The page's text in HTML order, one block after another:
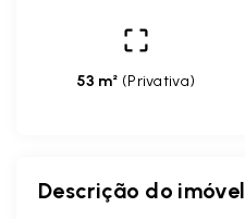
53 m² (Privativa)
Descrição do imóvel